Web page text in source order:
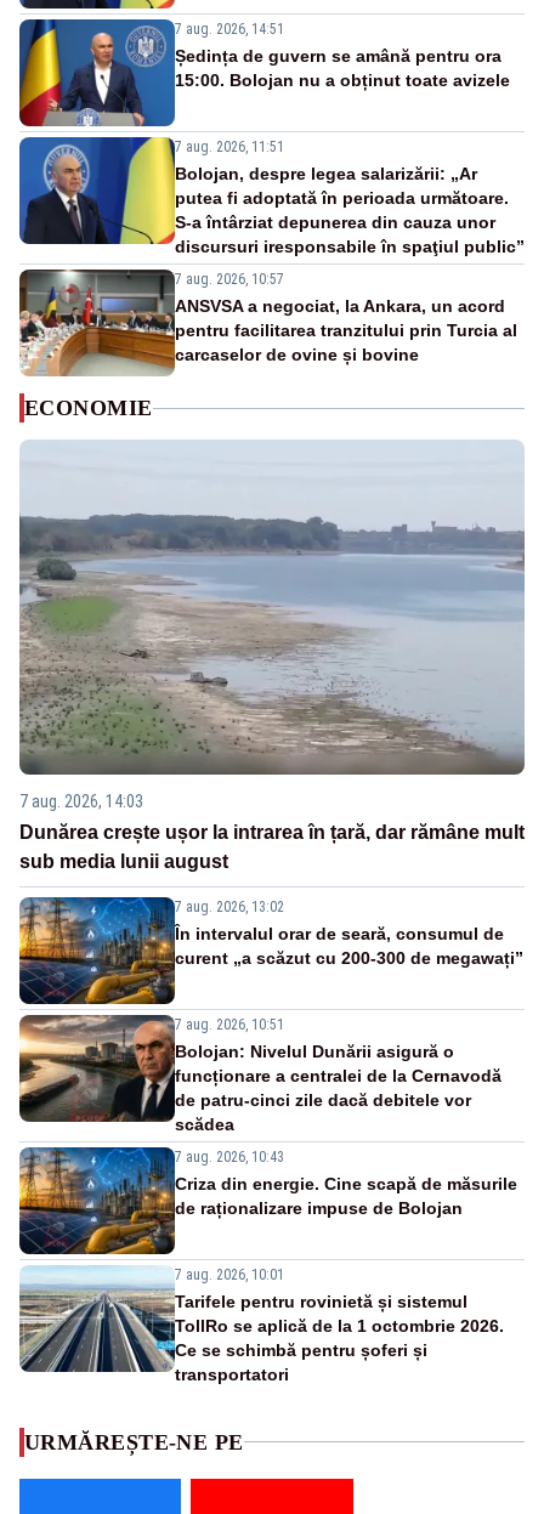
7 aug. 2026, 14:51
Ședința de guvern se amână pentru ora
15:00. Bolojan nu a obținut toate avizele
7 aug. 2026, 11:51
Bolojan, despre legea salarizării: „Ar
putea fi adoptată în perioada următoare.
S-a întârziat depunerea din cauza unor
discursuri iresponsabile în spaţiul public”
7 aug. 2026, 10:57
ANSVSA a negociat, la Ankara, un acord
pentru facilitarea tranzitului prin Turcia al
carcaselor de ovine și bovine
ECONOMIE
7 aug. 2026, 14:03
Dunărea crește ușor la intrarea în țară, dar rămâne mult
sub media lunii august
7 aug. 2026, 13:02
În intervalul orar de seară, consumul de
curent „a scăzut cu 200-300 de megawați”
7 aug. 2026, 10:51
Bolojan: Nivelul Dunării asigură o
funcționare a centralei de la Cernavodă
de patru-cinci zile dacă debitele vor
scădea
7 aug. 2026, 10:43
Criza din energie. Cine scapă de măsurile
de raționalizare impuse de Bolojan
7 aug. 2026, 10:01
Tarifele pentru rovinietă și sistemul
TollRo se aplică de la 1 octombrie 2026.
Ce se schimbă pentru șoferi și
transportatori
URMĂREȘTE-NE PE